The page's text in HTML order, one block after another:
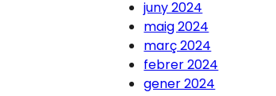
juny 2024
maig 2024
març 2024
febrer 2024
gener 2024